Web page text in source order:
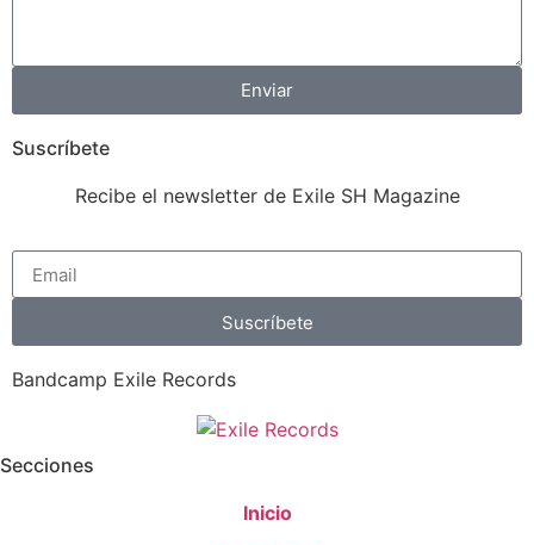
Enviar
Suscríbete
Recibe el newsletter de Exile SH Magazine
Suscríbete
Bandcamp Exile Records
Secciones
Inicio